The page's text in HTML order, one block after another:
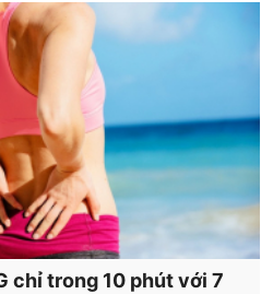
chỉ trong 10 phút với 7